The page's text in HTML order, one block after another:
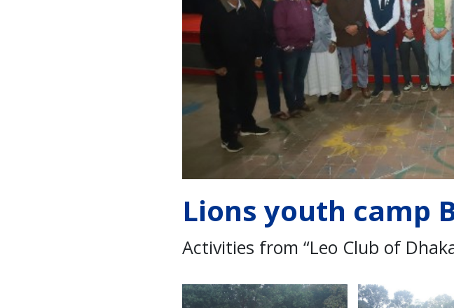
Lions youth camp
Activities from “Leo Club of